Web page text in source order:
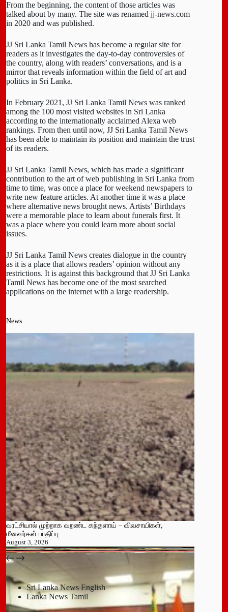
From the beginning, the content of those articles was
talked about by many. The site was renamed jj-news.com
in 2020 and was published.
JJ Sri Lanka Tamil News has become a regular site for
readers as it investigates the day-to-day controversies of
the country, along with readers’ conversations, and is a
mirror that reveals information within the field of art and
politics in Sri Lanka.
In February 2021, JJ Sri Lanka Tamil News was ranked
among the 100 most visited websites in Sri Lanka
according to the internationally acclaimed Alexa web
rankings. From then until now, JJ Sri Lanka Tamil News
has been able to maintain its position and maintain the trust
of its readers.
JJ Sri Lanka Tamil News, which has made a significant
contribution to the art of web publishing in Sri Lanka from
time to time, was once a place for weekend newspapers to
write new feature articles. At another time it was a place
where alternative news brought news. Artists’ Birthdays
were a memorable place to learn about funerals first. It
was a place where you could learn more about social
issues.
JJ Sri Lanka Tamil News creates dialogue in the country
as it is a place that allows readers’ opinion without any
restrictions. It is against this background that JJ Sri Lanka
Tamil News has become one of the most searched
applications on the internet with a large readership.
News
வரட்சியால் முற்றாக வறண்ட கந்தளாய் – விவசாயிகள்,
மீனவர்கள் பாதிப்பு
August 3, 2026
பதுளை மாநகர சபையின் NPP உறுப்பினர் திடீர் ராஜினாமா!
July 14, 2026
Sri Lanka News English
Lanka News Tamil